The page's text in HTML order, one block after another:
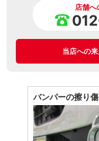
店舗へ
当店への
バンパーの擦り傷